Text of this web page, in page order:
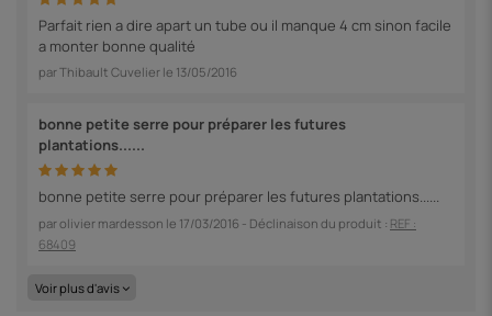
Parfait rien a dire apart un tube ou il manque 4 cm sinon facile
a monter bonne qualité
parThibault Cuvelier le 13/05/2016
bonne petite serre pour préparer les futures
plantations......
bonne petite serre pour préparer les futures plantations......
parolivier mardesson le 17/03/2016 - Déclinaison du produit : REF :
68409
Voir plus d'avis